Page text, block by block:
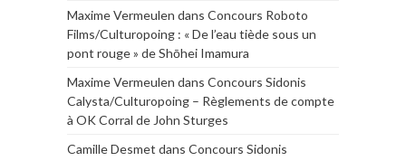
Maxime Vermeulen dans Concours Roboto
Films/Culturopoing : « De l’eau tiède sous un
pont rouge » de Shōhei Imamura
Maxime Vermeulen dans Concours Sidonis
Calysta/Culturopoing – Règlements de compte
à OK Corral de John Sturges
Camille Desmet dans Concours Sidonis